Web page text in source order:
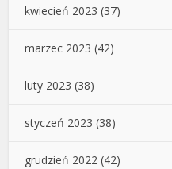
kwiecień 2023 (37)
marzec 2023 (42)
luty 2023 (38)
styczeń 2023 (38)
grudzień 2022 (42)